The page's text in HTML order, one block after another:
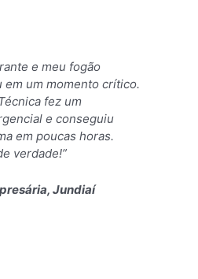
e meu fogão
um momento crítico.
fez um
e conseguiu
em poucas horas.
verdade!”
Jundiaí